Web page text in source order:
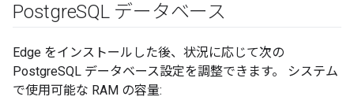
PostgreSQL データベース
Edge をインストールした後、状況に応じて次の
PostgreSQL データベース設定を調整できます。 システム
で使用可能な RAM の容量: